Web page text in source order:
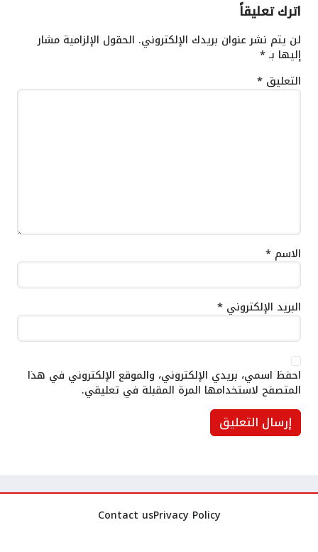
اترك تعليقاً
لن يتم نشر عنوان بريدك الإلكتروني. الحقول الإلزامية مشار
إليها بـ*
التعليق *
الاسم *
البريد الإلكتروني *
احفظ اسمي، بريدي الإلكتروني، والموقع الإلكتروني في هذا
المتصفح لاستخدامها المرة المقبلة في تعليقي.
Privacy Policy
Contact us